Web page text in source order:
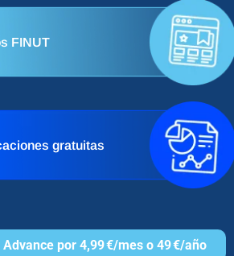
FINUT
gratuitas
por 4,99 €/mes o 49 €/año